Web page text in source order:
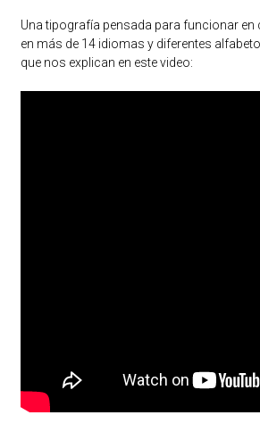
Una tipografía pensada para funcionar en
en más de 14 idiomas y diferentes
que nos explican en este video: